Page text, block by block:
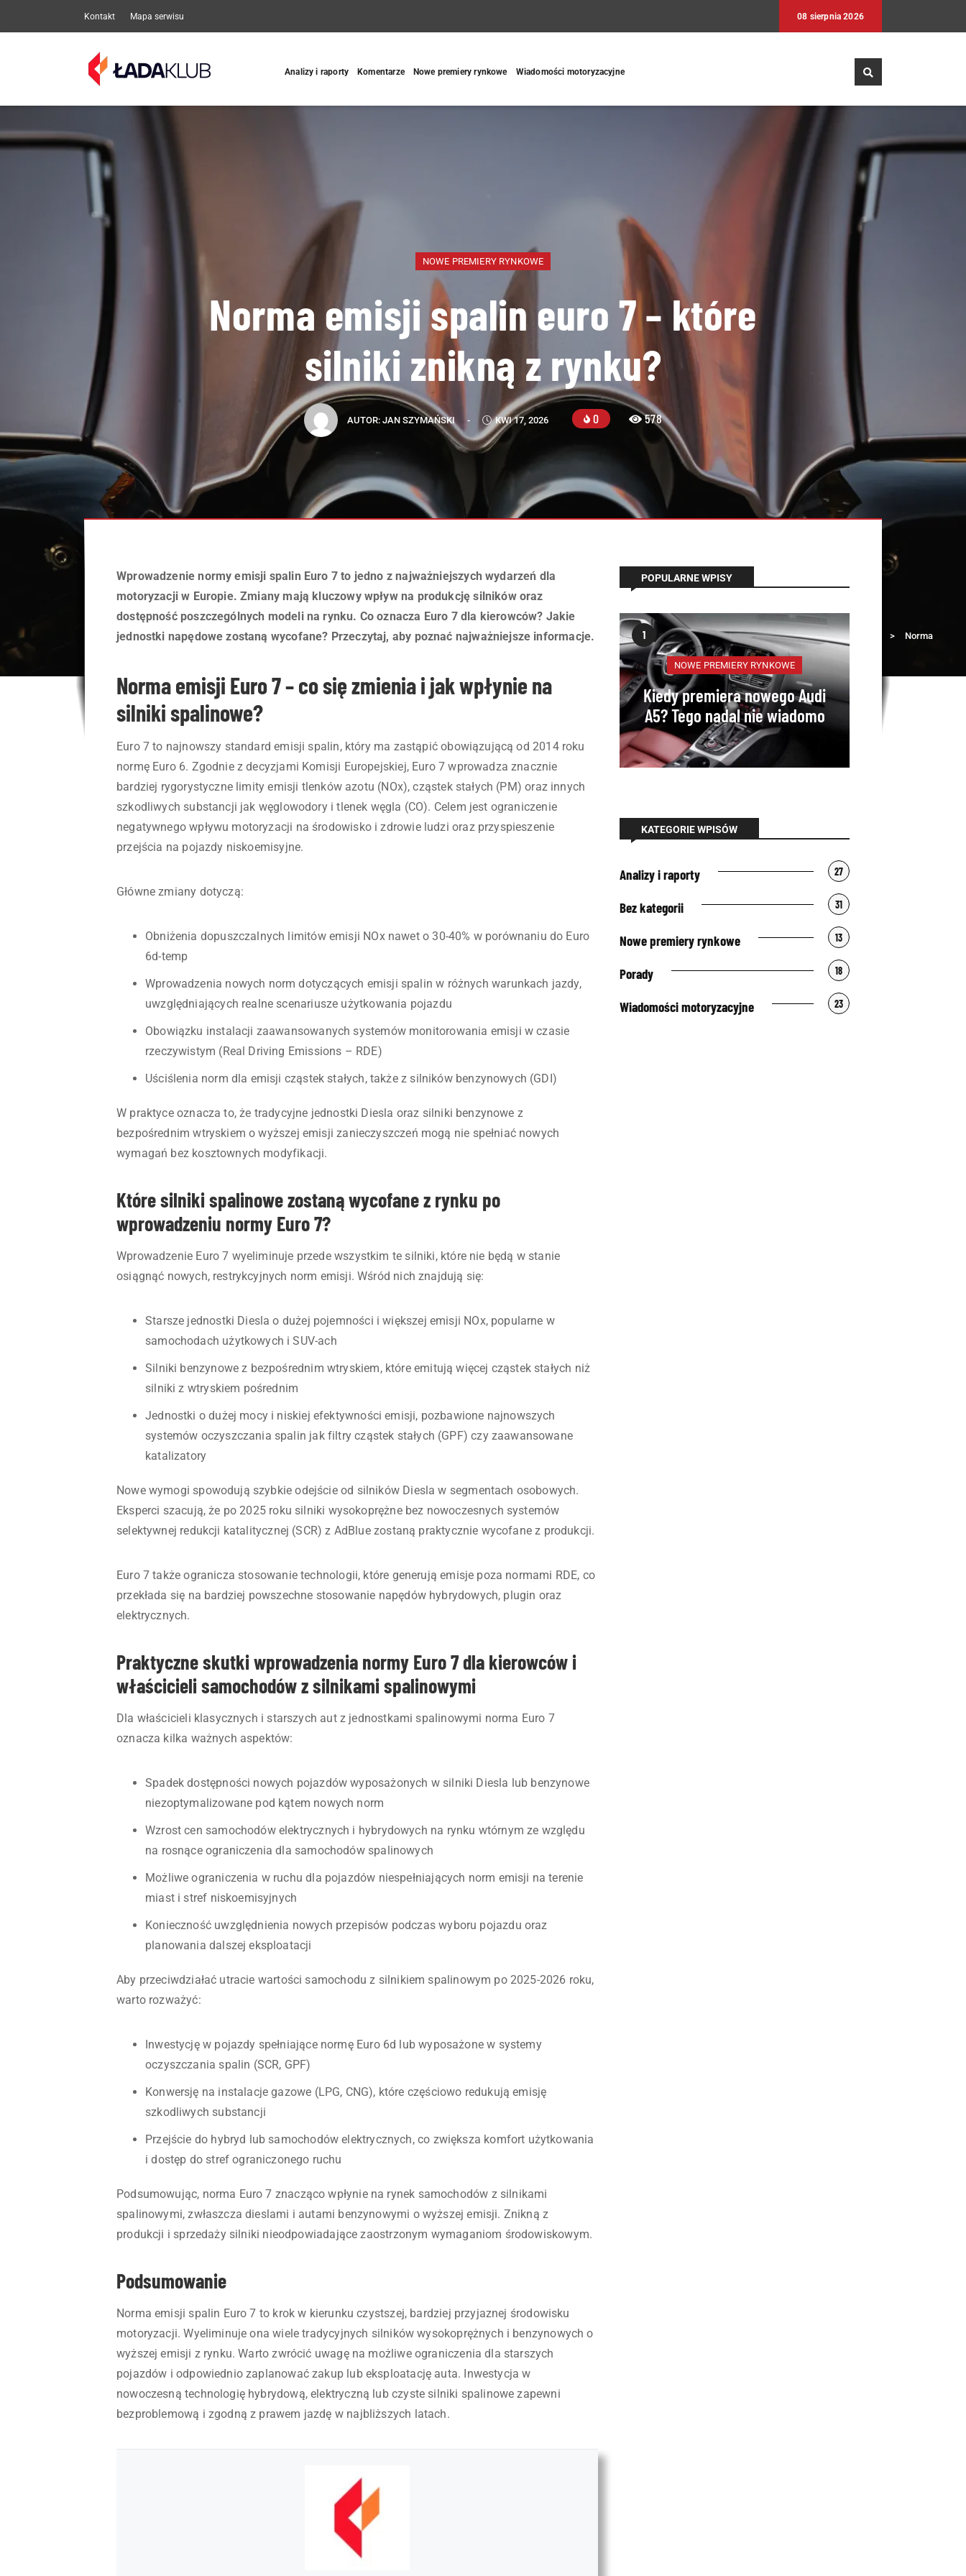
Kontakt Mapa serwisu 08 sierpnia 2026
Analizy i raporty Komentarze Nowe premiery rynkowe Wiadomości motoryzacyjne
NOWE PREMIERY RYNKOWE
Norma emisji spalin euro 7 – które
silniki znikną z rynku?
AUTOR:JAN SZYMAŃSKI - KWI 17, 2026 0 578
Łada Klub
>
Nowe premiery rynkowe
>
Norma
emisji spalin euro ...
Wprowadzenie normy emisji spalin Euro 7 to jedno z najważniejszych wydarzeń dla
motoryzacji w Europie. Zmiany mają kluczowy wpływ na produkcję silników oraz
dostępność poszczególnych modeli na rynku. Co oznacza Euro 7 dla kierowców? Jakie
jednostki napędowe zostaną wycofane? Przeczytaj, aby poznać najważniejsze informacje.
Norma emisji Euro 7 – co się zmienia i jak wpłynie na
silniki spalinowe?
Euro 7 to najnowszy standard emisji spalin, który ma zastąpić obowiązującą od 2014 roku
normę Euro 6. Zgodnie z decyzjami Komisji Europejskiej, Euro 7 wprowadza znacznie
bardziej rygorystyczne limity emisji tlenków azotu (NOx), cząstek stałych (PM) oraz innych
szkodliwych substancji jak węglowodory i tlenek węgla (CO). Celem jest ograniczenie
negatywnego wpływu motoryzacji na środowisko i zdrowie ludzi oraz przyspieszenie
przejścia na pojazdy niskoemisyjne.
Główne zmiany dotyczą:
Obniżenia dopuszczalnych limitów emisji NOx nawet o 30-40% w porównaniu do Euro
6d-temp
Wprowadzenia nowych norm dotyczących emisji spalin w różnych warunkach jazdy,
uwzględniających realne scenariusze użytkowania pojazdu
Obowiązku instalacji zaawansowanych systemów monitorowania emisji w czasie
rzeczywistym (Real Driving Emissions – RDE)
Uściślenia norm dla emisji cząstek stałych, także z silników benzynowych (GDI)
W praktyce oznacza to, że tradycyjne jednostki Diesla oraz silniki benzynowe z
bezpośrednim wtryskiem o wyższej emisji zanieczyszczeń mogą nie spełniać nowych
wymagań bez kosztownych modyfikacji.
Które silniki spalinowe zostaną wycofane z rynku po
wprowadzeniu normy Euro 7?
Wprowadzenie Euro 7 wyeliminuje przede wszystkim te silniki, które nie będą w stanie
osiągnąć nowych, restrykcyjnych norm emisji. Wśród nich znajdują się:
Starsze jednostki Diesla o dużej pojemności i większej emisji NOx, popularne w
samochodach użytkowych i SUV-ach
Silniki benzynowe z bezpośrednim wtryskiem, które emitują więcej cząstek stałych niż
silniki z wtryskiem pośrednim
Jednostki o dużej mocy i niskiej efektywności emisji, pozbawione najnowszych
systemów oczyszczania spalin jak filtry cząstek stałych (GPF) czy zaawansowane
katalizatory
Nowe wymogi spowodują szybkie odejście od silników Diesla w segmentach osobowych.
Eksperci szacują, że po 2025 roku silniki wysokoprężne bez nowoczesnych systemów
selektywnej redukcji katalitycznej (SCR) z AdBlue zostaną praktycznie wycofane z produkcji.
Euro 7 także ogranicza stosowanie technologii, które generują emisje poza normami RDE, co
przekłada się na bardziej powszechne stosowanie napędów hybrydowych, plugin oraz
elektrycznych.
Praktyczne skutki wprowadzenia normy Euro 7 dla kierowców i
właścicieli samochodów z silnikami spalinowymi
Dla właścicieli klasycznych i starszych aut z jednostkami spalinowymi norma Euro 7
oznacza kilka ważnych aspektów:
Spadek dostępności nowych pojazdów wyposażonych w silniki Diesla lub benzynowe
niezoptymalizowane pod kątem nowych norm
Wzrost cen samochodów elektrycznych i hybrydowych na rynku wtórnym ze względu
na rosnące ograniczenia dla samochodów spalinowych
Możliwe ograniczenia w ruchu dla pojazdów niespełniających norm emisji na terenie
miast i stref niskoemisyjnych
Konieczność uwzględnienia nowych przepisów podczas wyboru pojazdu oraz
planowania dalszej eksploatacji
Aby przeciwdziałać utracie wartości samochodu z silnikiem spalinowym po 2025-2026 roku,
warto rozważyć:
Inwestycję w pojazdy spełniające normę Euro 6d lub wyposażone w systemy
oczyszczania spalin (SCR, GPF)
Konwersję na instalacje gazowe (LPG, CNG), które częściowo redukują emisję
szkodliwych substancji
Przejście do hybryd lub samochodów elektrycznych, co zwiększa komfort użytkowania
i dostęp do stref ograniczonego ruchu
Podsumowując, norma Euro 7 znacząco wpłynie na rynek samochodów z silnikami
spalinowymi, zwłaszcza dieslami i autami benzynowymi o wyższej emisji. Znikną z
produkcji i sprzedaży silniki nieodpowiadające zaostrzonym wymaganiom środowiskowym.
Podsumowanie
Norma emisji spalin Euro 7 to krok w kierunku czystszej, bardziej przyjaznej środowisku
motoryzacji. Wyeliminuje ona wiele tradycyjnych silników wysokoprężnych i benzynowych o
wyższej emisji z rynku. Warto zwrócić uwagę na możliwe ograniczenia dla starszych
pojazdów i odpowiednio zaplanować zakup lub eksploatację auta. Inwestycja w
nowoczesną technologię hybrydową, elektryczną lub czyste silniki spalinowe zapewni
bezproblemową i zgodną z prawem jazdę w najbliższych latach.
POPULARNE WPISY
1
NOWE PREMIERY RYNKOWE
Kiedy premiera nowego Audi
A5? Tego nadal nie wiadomo
KATEGORIE WPISÓW
Analizy i raporty 27
Bez kategorii 31
Nowe premiery rynkowe 13
Porady 18
Wiadomości motoryzacyjne 23